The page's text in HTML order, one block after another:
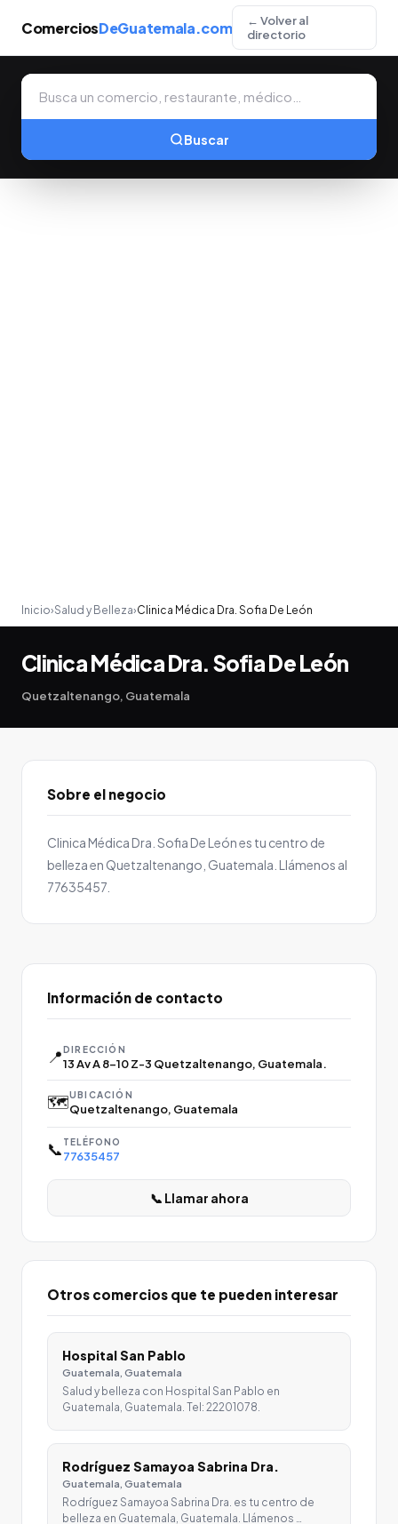
ComerciosDeGuatemala.com
← Volver al
directorio
Buscar
Inicio›Salud y Belleza›Clinica Médica Dra. Sofia De León
Clinica Médica Dra. Sofia De León
Quetzaltenango, Guatemala
Sobre el negocio
Clinica Médica Dra. Sofia De León es tu centro de
belleza en Quetzaltenango, Guatemala. Llámenos al
77635457.
Información de contacto
📍DIRECCIÓN
13 Av A 8-10 Z-3 Quetzaltenango, Guatemala.
🗺️UBICACIÓN
Quetzaltenango, Guatemala
📞 TELÉFONO
77635457
📞 Llamar ahora
Otros comercios que te pueden interesar
Hospital San Pablo
Guatemala, Guatemala
Salud y belleza con Hospital San Pablo en
Guatemala, Guatemala. Tel: 22201078.
Rodríguez Samayoa Sabrina Dra.
Guatemala, Guatemala
Rodríguez Samayoa Sabrina Dra. es tu centro de
belleza en Guatemala, Guatemala. Llámenos …